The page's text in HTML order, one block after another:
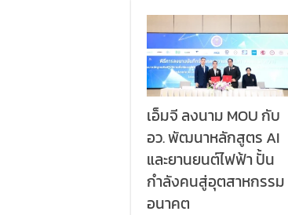
เอ็มจี ลงนาม MOU กับ
อว. พัฒนาหลักสูตร AI
และยานยนต์ไฟฟ้า ปั้น
กำลังคนสู่อุตสาหกรรม
อนาคต